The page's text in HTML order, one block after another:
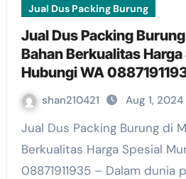
Jual Dus Packing Burung
Jual Dus Packing
Bahan Berkualitas
Hubungi WA
shan210421 Aug 1, 2024
Jual Dus Packing Burung di Magelang, Bahan
Berkualitas Harga Spesial
08871911935 – Dalam dunia